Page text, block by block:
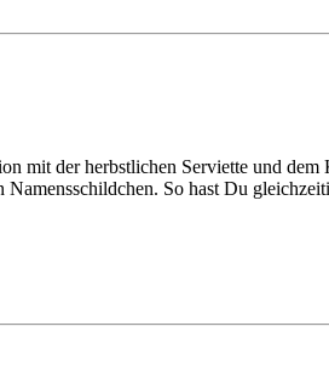
mit der herbstlichen Serviette und
So hast Du